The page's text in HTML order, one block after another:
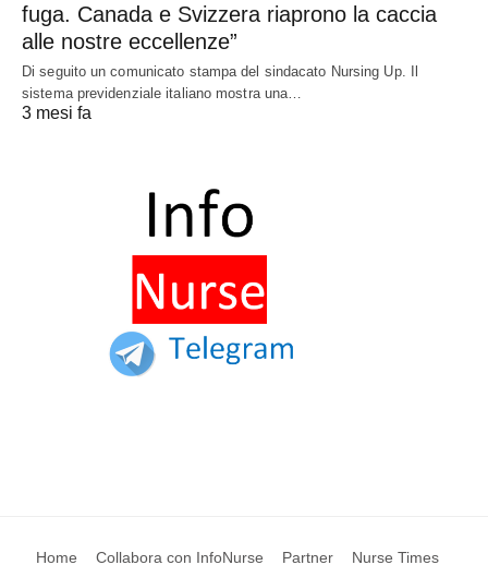
fuga. Canada e Svizzera riaprono la caccia
alle nostre eccellenze”
Di seguito un comunicato stampa del sindacato Nursing Up. Il
sistema previdenziale italiano mostra una…
3 mesi fa
Home Collabora con InfoNurse Partner Nurse Times